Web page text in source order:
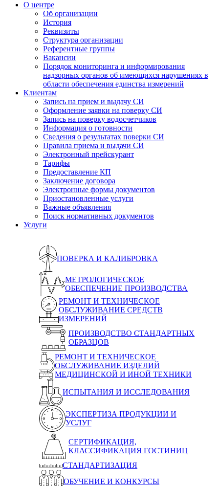
О центре
Об организации
История
Реквизиты
Структура организации
Референтные группы
Вакансии
Порядок мониторинга и информирования
надзорных органов об имеющихся нарушениях в
области обеспечения единства измерений
Клиентам
Запись на прием и выдачу СИ
Оформление заявки на поверку СИ
Запись на поверку водосчетчиков
Информация о готовности
Сведения о результатах поверки СИ
Правила приема и выдачи СИ
Электронный прейскурант
Тарифы
Предоставление КП
Заключение договора
Электронные формы документов
Приостановленные услуги
Важные объявления
Поиск нормативных документов
Услуги
ПОВЕРКА И КАЛИБРОВКА
МЕТРОЛОГИЧЕСКОЕ
ОБЕСПЕЧЕНИЕ ПРОИЗВОДСТВА
РЕМОНТ И ТЕХНИЧЕСКОЕ
ОБСЛУЖИВАНИЕ СРЕДСТВ
ИЗМЕРЕНИЙ
ПРОИЗВОДСТВО СТАНДАРТНЫХ
ОБРАЗЦОВ
РЕМОНТ И ТЕХНИЧЕСКОЕ
ОБСЛУЖИВАНИЕ ИЗДЕЛИЙ
МЕДИЦИНСКОЙ И ИНОЙ ТЕХНИКИ
ИСПЫТАНИЯ И ИССЛЕДОВАНИЯ
ЭКСПЕРТИЗА ПРОДУКЦИИ И
УСЛУГ
СЕРТИФИКАЦИЯ,
КЛАССИФИКАЦИЯ ГОСТИНИЦ
СТАНДАРТИЗАЦИЯ
ОБУЧЕНИЕ И КОНКУРСЫ